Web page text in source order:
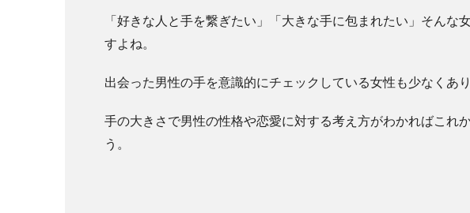
「好きな人と手を繋ぎたい」「大きな手に包まれたい」そんな
すよね。
出会った男性の手を意識的にチェックしている女性も少なくあり
手の大きさで男性の性格や恋愛に対する考え方がわかればこれ
う。